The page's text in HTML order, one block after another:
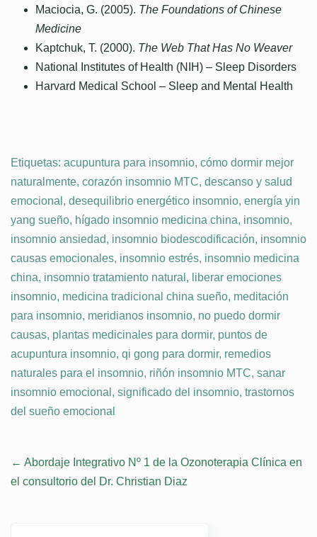
Maciocia, G. (2005). The Foundations of Chinese
Medicine
Kaptchuk, T. (2000). The Web That Has No Weaver
National Institutes of Health (NIH) – Sleep Disorders
Harvard Medical School – Sleep and Mental Health
Etiquetas: acupuntura para insomnio, cómo dormir mejor
naturalmente, corazón insomnio MTC, descanso y salud
emocional , desequilibrio energético insomnio, energía yin
yang sueño, hígado insomnio medicina china, insomnio,
insomnio ansiedad, insomnio biodescodificación, insomnio
causas emocionales, insomnio estrés, insomnio medicina
china, insomnio tratamiento natural , liberar emociones
insomnio, medicina tradicional china sueño, meditación
para insomnio, meridianos insomnio, no puedo dormir
causas, plantas medicinales para dormir, puntos de
acupuntura insomnio, qi gong para dormir, remedios
naturales para el insomnio, riñón insomnio MTC, sanar
insomnio emocional , significado del insomnio, trastornos
del sueño emocional
Post
← Abordaje Integrativo Nº 1 de la Ozonoterapia Clínica en
el consultorio del Dr. Christian Diaz